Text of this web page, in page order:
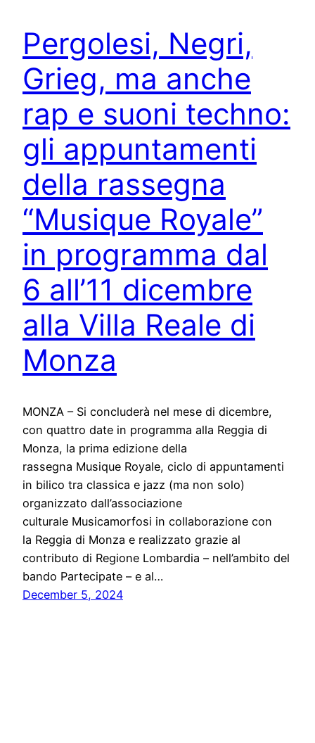
Pergolesi, Negri,
Grieg, ma anche
rap e suoni techno:
gli appuntamenti
della rassegna
“Musique Royale”
in programma dal
6 all’11 dicembre
alla Villa Reale di
Monza
MONZA – Si concluderà nel mese di dicembre,
con quattro date in programma alla Reggia di
Monza, la prima edizione della
rassegna Musique Royale, ciclo di appuntamenti
in bilico tra classica e jazz (ma non solo)
organizzato dall’associazione
culturale Musicamorfosi in collaborazione con
la Reggia di Monza e realizzato grazie al
contributo di Regione Lombardia – nell’ambito del
bando Partecipate – e al…
December 5, 2024